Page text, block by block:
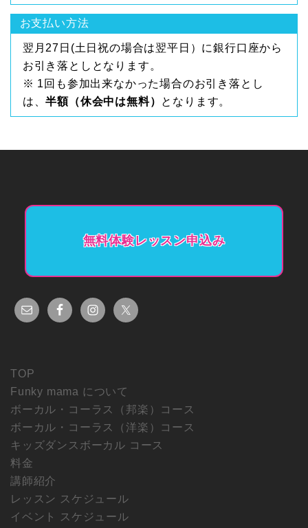
お支払い方法
翌月27日(土日祝の場合は翌平日）に銀行口座から
お引き落としとなります。
※ 1回も参加出来なかった場合のお引き落とし
は、半額（休会中は無料） となります。
無料体験レッスン申込み
TOP
Funky mama について
ボーカル・コーラス（邦楽）コース
ボーカル・コーラス（洋楽）コース
キッズダンスボーカル コース
料金
講師紹介
レッスン スケジュール
イベント スケジュール